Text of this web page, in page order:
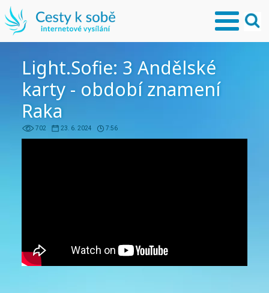
Light.Sofie: 3 Andělské
karty - období znamení
Raka
702 23. 6. 2024 7:56